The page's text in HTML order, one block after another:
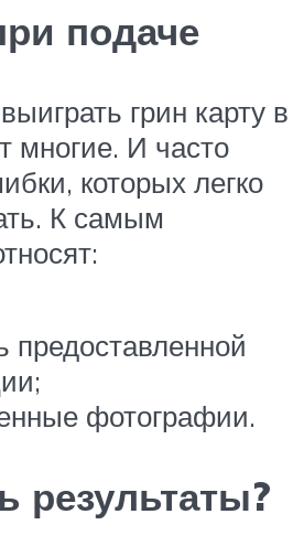
подаче
грин карту в
И часто
которых легко
К самым
предоставленной
фотографии.
результаты?